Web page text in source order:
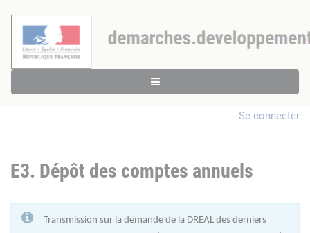
Se connecter
E3. Dépôt des comptes annuels
Transmission sur la demande de la DREAL des derniers